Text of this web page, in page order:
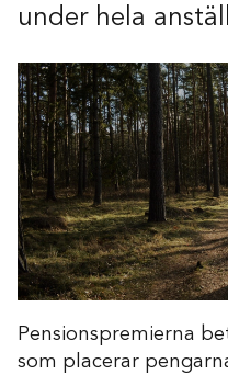
under hela
Pensionspremierna
som placerar